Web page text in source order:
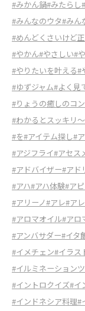
#みかん鍋#みたらし
#みんなのウタ#みん
#めんどくさいけど
#やかん#やさしい#
#やりたいを叶える#
#ゆずジャム#よく見
#りょうの癒しのコ
#わかるとスッキリ
#を#アイテム探し#
#アジフライ#アセス
#アドバイザー#アド
#アハ#アハ体験#ア
#アリーノ#アレ#ア
#アロマオイル#アロ
#アンバサダー#イタ
#イメチェン#イラス
#イルミネーション
#イントロクイズ#イ
#インドネシア料理#